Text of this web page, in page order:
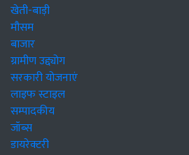
खेती-बाड़ी
मौसम
बाजार
ग्रामीण उद्द्योग
सरकारी योजनाएं
लाइफ स्टाइल
सम्पादकीय
जॉब्स
डायरेक्टरी